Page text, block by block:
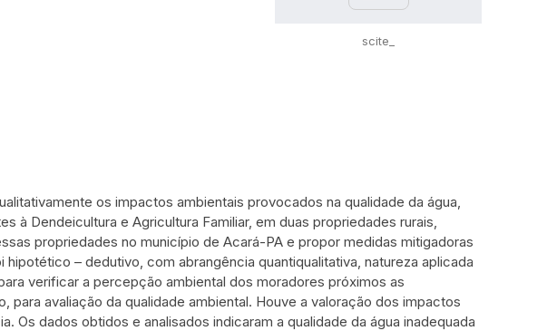
scite_
os impactos ambientais provocados na qualidade da água,
à Dendeicultura e Agricultura Familiar, em duas propriedades rurais,
propriedades no município de Acará-PA e propor medidas mitigadoras
– dedutivo, com abrangência quantiqualitativa, natureza aplicada
verificar a percepção ambiental dos moradores próximos as
avaliação da qualidade ambiental. Houve a valoração dos impactos
Os dados obtidos e analisados indicaram a qualidade da água inadequada